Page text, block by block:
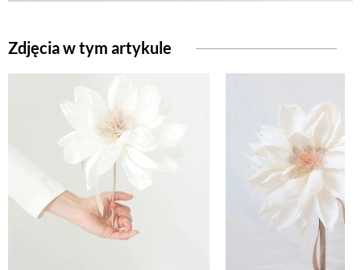
Zdjęcia w tym artykule